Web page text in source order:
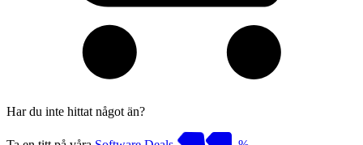
Har du inte hittat något än?